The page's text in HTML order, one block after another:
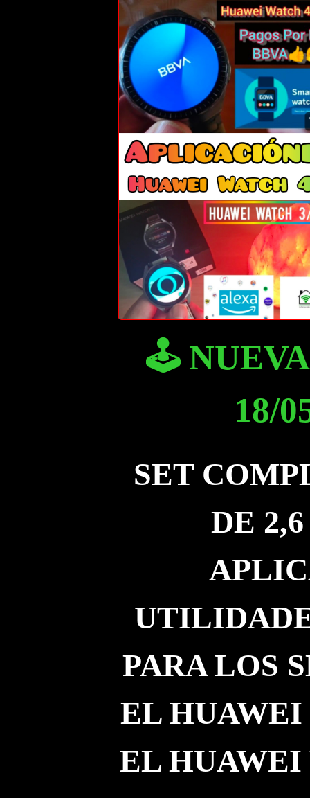
🕹️
18/
SET
DE
PARA LOS
EL HUAWEI
EL HUAWEI